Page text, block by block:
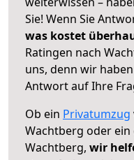
Sie! Wenn Sie
was kostet
Ratingen nach
uns, denn wir
Antwort auf Ihre
Ob ein Privatumzug
Wachtberg oder
Wachtberg, wir